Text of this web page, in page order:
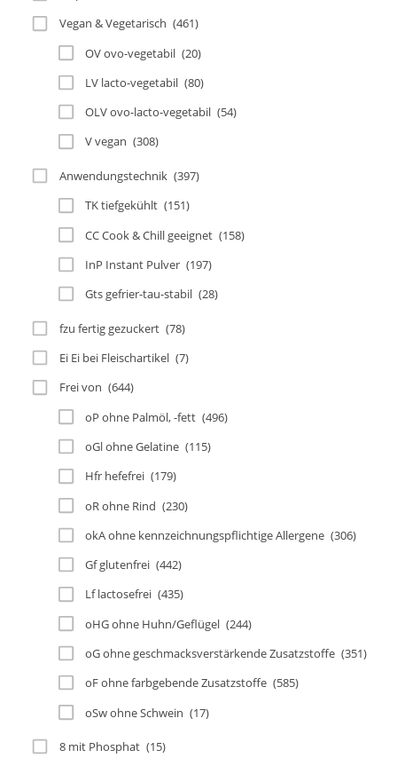
Vegan & Vegetarisch (461)
OV ovo-vegetabil (20)
LV lacto-vegetabil (80)
OLV ovo-lacto-vegetabil (54)
V vegan (308)
Anwendungstechnik (397)
TK tiefgekühlt (151)
CC Cook & Chill geeignet (158)
InP Instant Pulver (197)
Gts gefrier-tau-stabil (28)
fzu fertig gezuckert (78)
Ei Ei bei Fleischartikel (7)
Frei von (644)
oP ohne Palmöl, -fett (496)
oGl ohne Gelatine (115)
Hfr hefefrei (179)
oR ohne Rind (230)
okA ohne kennzeichnungspflichtige Allergene (306)
Gf glutenfrei (442)
Lf lactosefrei (435)
oHG ohne Huhn/Geflügel (244)
oG ohne geschmacksverstärkende Zusatzstoffe (351)
oF ohne farbgebende Zusatzstoffe (585)
oSw ohne Schwein (17)
8 mit Phosphat (15)